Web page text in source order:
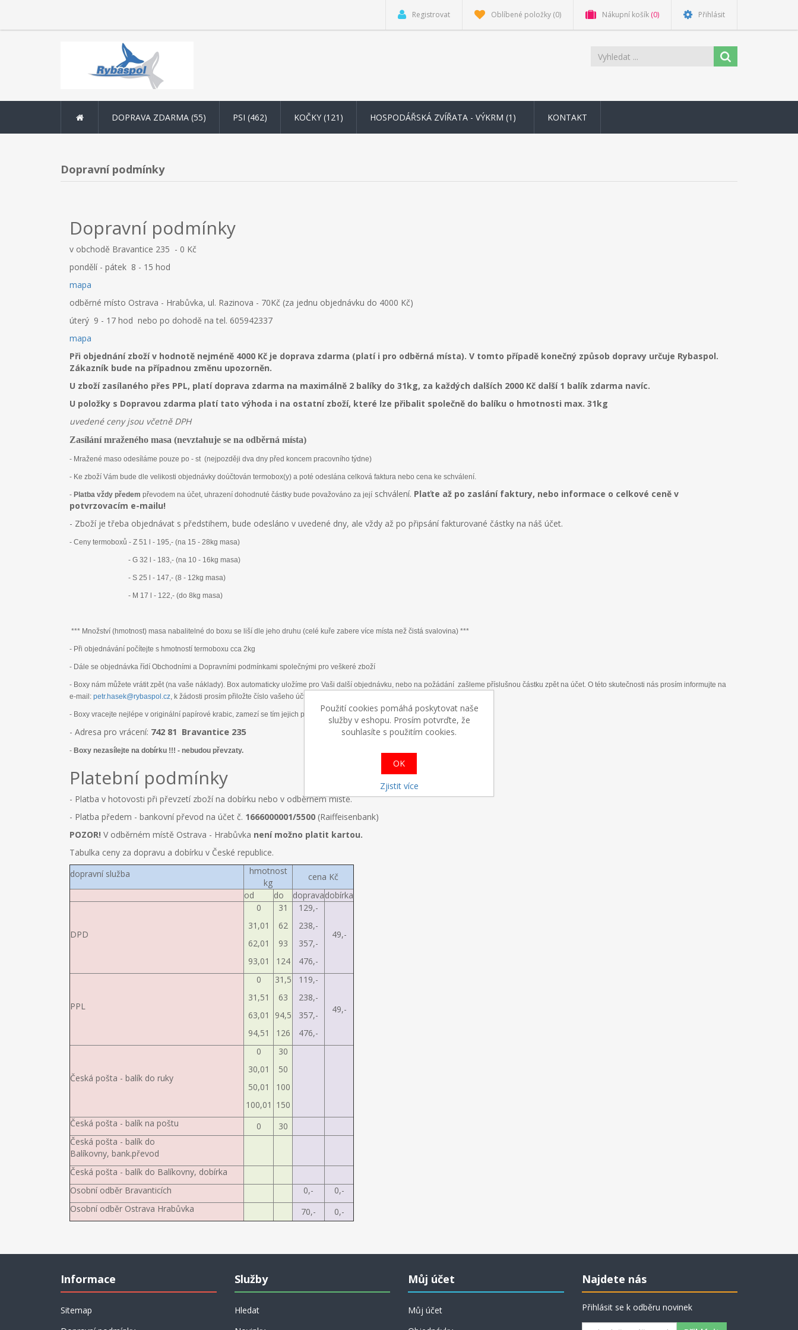
Registrovat Oblíbené položky (0) Nákupní košík (0) Přihlásit
DOPRAVA ZDARMA (55) PSI (462) KOČKY (121) HOSPODÁŘSKÁ ZVÍŘATA - VÝKRM (1) KONTAKT
Dopravní podmínky
Dopravní podmínky
v obchodě Bravantice 235 - 0 Kč
pondělí - pátek 8 - 15 hod
mapa
odběrné místo Ostrava - Hrabůvka, ul. Razinova - 70Kč (za jednu objednávku do 4000 Kč)
úterý 9 - 17 hod nebo po dohodě na tel. 605942337
mapa
Při objednání zboží v hodnotě nejméně 4000 Kč je doprava zdarma (platí i pro odběrná místa). V tomto případě konečný způsob dopravy určuje Rybaspol.
Zákazník bude na případnou změnu upozorněn.
U zboží zasílaného přes PPL, platí doprava zdarma na maximálně 2 balíky do 31kg, za každých dalších 2000 Kč další 1 balík zdarma navíc.
U položky s Dopravou zdarma platí tato výhoda i na ostatní zboží, které lze přibalit společně do balíku o hmotnosti max. 31kg
uvedené ceny jsou včetně DPH
Zasílání mraženého masa (nevztahuje se na odběrná místa)
- Mražené maso odesíláme pouze po - st (nejpozději dva dny před koncem pracovního týdne)
- Ke zboží Vám bude dle velikosti objednávky doúčtován termobox(y) a poté odeslána celková faktura nebo cena ke schválení.
- Platba vždy předem převodem na účet, uhrazení dohodnuté částky bude považováno za její schválení. Plaťte až po zaslání faktury, nebo informace o celkové ceně v
potvrzovacím e-mailu!
- Zboží je třeba objednávat s předstihem, bude odesláno v uvedené dny, ale vždy až po připsání fakturované částky na náš účet.
- Ceny termoboxů - Z 51 l - 195,- (na 15 - 28kg masa)
- G 32 l - 183,- (na 10 - 16kg masa)
- S 25 l - 147,- (8 - 12kg masa)
- M 17 l - 122,- (do 8kg masa)
*** Množství (hmotnost) masa nabalitelné do boxu se liší dle jeho druhu (celé kuře zabere více místa než čistá svalovina) ***
- Při objednávání počítejte s hmotností termoboxu cca 2kg
- Dále se objednávka řídí Obchodními a Dopravními podmínkami společnými pro veškeré zboží
- Boxy nám můžete vrátit zpět (na vaše náklady). Box automaticky uložíme pro Vaši další objednávku, nebo na požádání zašleme příslušnou částku zpět na účet. O této skutečnosti nás prosím informujte na
e-mail: petr.hasek@rybaspol.cz, k žádosti prosím přiložte číslo vašeho účtu.
- Boxy vracejte nejlépe v originální papírové krabic, zamezí se tím jejich poškození .
- Adresa pro vrácení: 742 81 Bravantice 235
- Boxy nezasílejte na dobírku !!! - nebudou převzaty.
Platební podmínky
- Platba v hotovosti při převzetí zboží na dobírku nebo v odběrném místě.
- Platba předem - bankovní převod na účet č. 1666000001/5500 (Raiffeisenbank)
POZOR! V odběrném místě Ostrava - Hrabůvka není možno platit kartou.
Tabulka ceny za dopravu a dobírku v České republice.
dopravní služba
hmotnost
kg
cena Kč
od
do dopravadobírka
DPD
0
31,01
62,01
93,01
31
62
93
124
129,-
238,-
357,-
476,-
49,-
PPL
0
31,51
63,01
94,51
31,5
63
94,5
126
119,-
238,-
357,-
476,-
49,-
Česká pošta - balík do ruky
0
30,01
50,01
100,01
30
50
100
150
Česká pošta - balík na poštu
0
30
Česká pošta - balík do
Balíkovny, bank.převod
Česká pošta - balík do Balíkovny, dobírka
Osobní odběr Bravanticích
0,-
0,-
Osobní odběr Ostrava Hrabůvka
70,- 0,-
Informace
Sitemap
Služby
Hledat
Můj účet
Můj účet
Najdete nás
Přihlásit se k odběru novinek
Použití cookies pomáhá poskytovat naše
služby v eshopu. Prosím potvrďte, že
souhlasíte s použitím cookies.
OK
Zjistit více